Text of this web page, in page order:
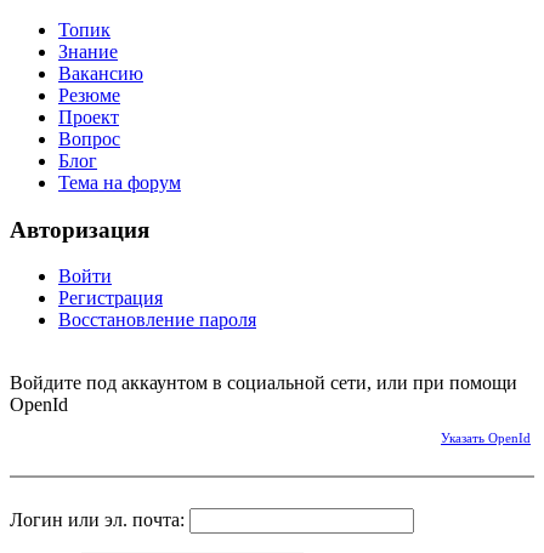
Топик
Знание
Вакансию
Резюме
Проект
Вопрос
Блог
Тема на форум
Авторизация
Войти
Регистрация
Восстановление пароля
Войдите под аккаунтом в социальной сети, или при помощи
OpenId
Указать OpenId
Логин или эл. почта: